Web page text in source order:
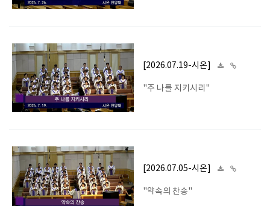
[2026.07.19-시온]
"주 나를 지키시리"
[2026.07.05-시온]
"약속의 찬송"